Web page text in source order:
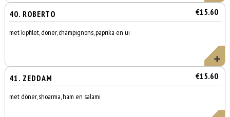
40. ROBERTO €15.60
met kipfilet, döner, champignons, paprika en ui
41. ZEDDAM €15.60
met döner, shoarma, ham en salami